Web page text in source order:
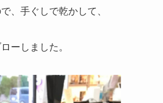
、手ぐしで乾かして、
ーしました。